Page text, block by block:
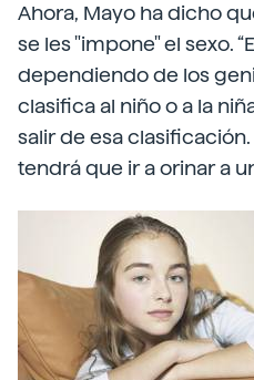
Ahora, Mayo ha dicho
se les "impone" el sexo.
dependiendo de los
clasifica al niño o a la
salir de esa
tendrá que ir a orinar a